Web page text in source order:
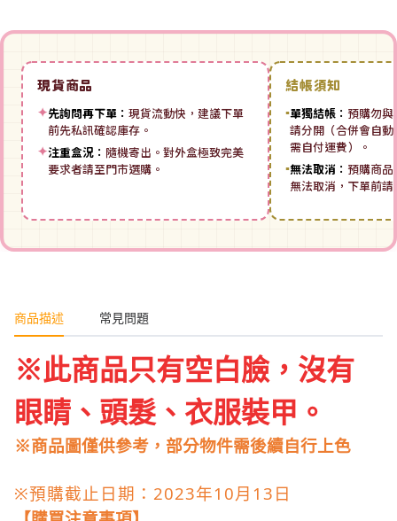
現貨商品
✦先詢問再下單： 現貨流動快，建議下單
前先私訊確認庫存。
✦注重盒況： 隨機寄出。對外盒極致完美
要求者請至門市選購。
結帳須知
▪單獨結帳： 預購勿與
請分開（合併會自
需自付運費）。
▪無法取消： 預購商品
無法取消，下單前
商品描述 常見問題
※此商品只有空白臉，沒有
眼睛、頭髮、衣服裝甲。
※商品圖僅供參考，部分物件需後續自行上色
※預購截止日期：2023年10月13日